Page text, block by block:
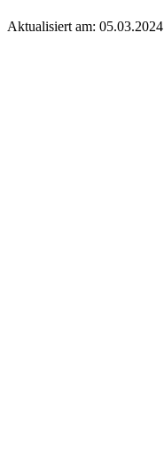
Aktualisiert am: 05.03.2024